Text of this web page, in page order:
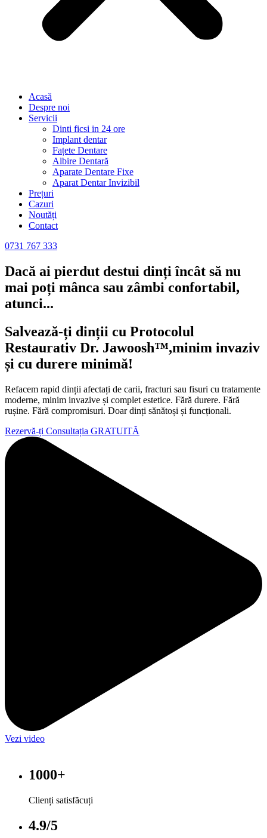
Acasă
Despre noi
Servicii
Dinti ficsi in 24 ore
Implant dentar
Fațete Dentare
Albire Dentară
Aparate Dentare Fixe
Aparat Dentar Invizibil
Prețuri
Cazuri
Noutăți
Contact
0731 767 333
Dacă ai pierdut destui dinți încât să nu
mai poți mânca sau zâmbi confortabil,
atunci...
Salvează-ți dinții cu Protocolul
Restaurativ Dr. Jawoosh™,minim invaziv
și cu durere minimă!
Refacem rapid dinții afectați de carii, fracturi sau fisuri cu tratamente
moderne, minim invazive și complet estetice. Fără durere. Fără
rușine. Fără compromisuri. Doar dinți sănătoși și funcționali.
Rezervă-ți Consultația GRATUITĂ
Vezi video
1000+
Clienți satisfăcuți
4.9/5